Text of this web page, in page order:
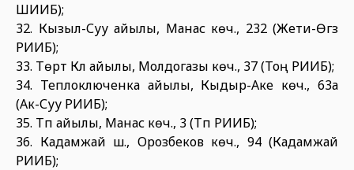
ШИИБ);
32. Кызыл-Суу айылы, Манас көч., 232 (Жети-Өгүз
РИИБ);
33. Төрт Күл айылы, Молдогазы көч., 37 (Тоң РИИБ);
34. Теплоключенка айылы, Кыдыр-Аке көч., 63а
(Ак-Суу РИИБ);
35. Түп айылы, Манас көч., 3 (Түп РИИБ);
36. Кадамжай ш., Орозбеков көч., 94 (Кадамжай
РИИБ);